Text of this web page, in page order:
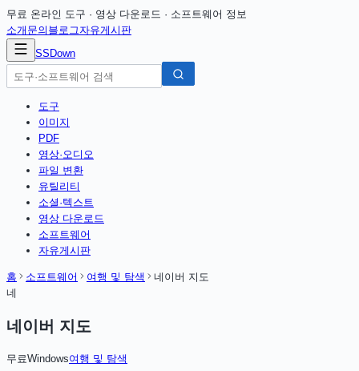
무료 온라인 도구 · 영상 다운로드 · 소프트웨어 정보
소개 문의 블로그자유게시판
SSDown
도구
이미지
PDF
영상·오디오
파일 변환
유틸리티
소셜·텍스트
영상 다운로드
소프트웨어
자유게시판
홈 소프트웨어 여행 및 탐색
네이버 지도
네
네이버 지도
무료Windows여행 및 탐색